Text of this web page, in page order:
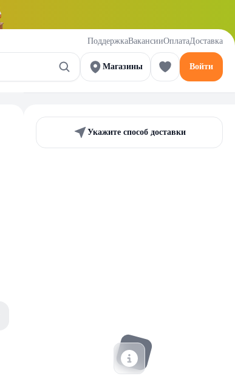
ПоддержкаВакансииОплатаДоставка
Магазины Войти
Укажите способ доставки